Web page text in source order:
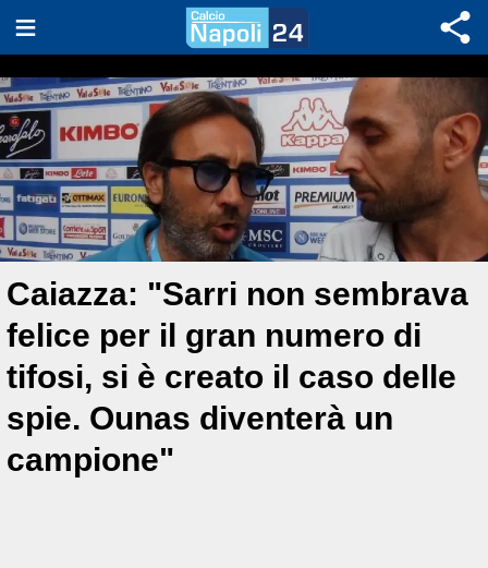
Caiazza: "Sarri non sembrava
felice per il gran numero di
tifosi, si è creato il caso delle
spie. Ounas diventerà un
campione"